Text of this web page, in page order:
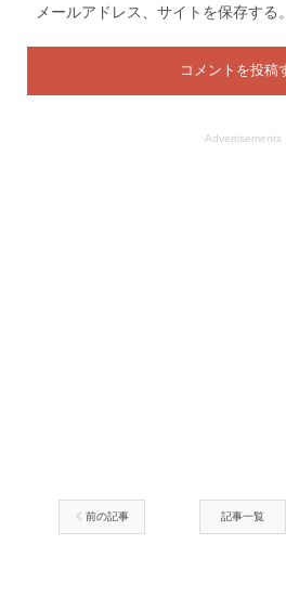
メールアドレス、サイトを保存する。
Advertisements
前の記事 記事一覧